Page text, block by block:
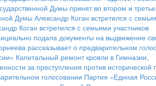
Думы принят во втором и
Думы Александр Коган встретился с
Коган встретился с семьями участников
подала документы на выдвижение
рассказывает о предварительном
Капитальный ремонт кровли в Гимназии,
за преступления против исторической
голосовании Партия «Единая